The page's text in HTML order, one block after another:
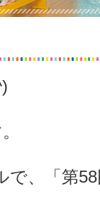
で、「第